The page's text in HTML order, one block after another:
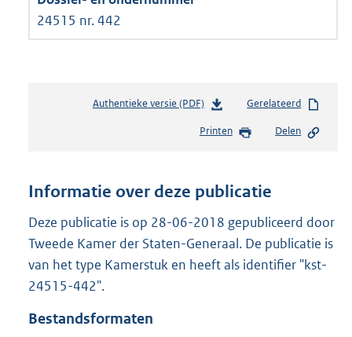
24515 nr. 442
Authentieke versie (PDF)b
s
n
s
r
o
Gerelateerd
Printen Delen
Informatie over deze publicatie
Deze publicatie is op 28-06-2018 gepubliceerd door
Tweede Kamer der Staten-Generaal. De publicatie is
van het type Kamerstuk en heeft als identifier "kst-
24515-442".
Bestandsformaten